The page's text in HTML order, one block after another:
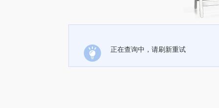
正在查询中，请刷新重试